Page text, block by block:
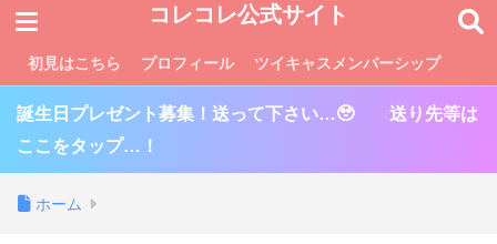
コレコレ公式サイト
初見はこちら プロフィール ツイキャスメンバーシップ
誕生日プレゼント募集！送って下さい…🥹 送り先等は
ここをタップ…！
ホーム